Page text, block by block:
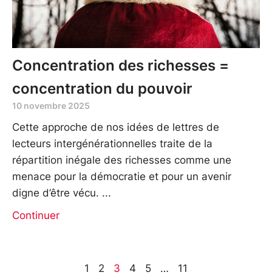
Concentration des richesses =
concentration du pouvoir
10 novembre 2025
Cette approche de nos idées de lettres de
lecteurs intergénérationnelles traite de la
répartition inégale des richesses comme une
menace pour la démocratie et pour un avenir
digne d’être vécu.
Continuer
1 2 3 4 5 … 11